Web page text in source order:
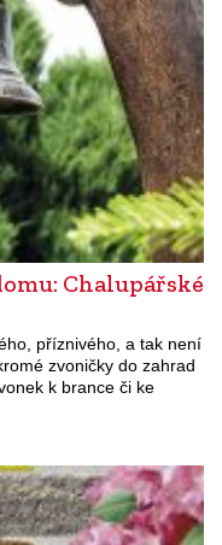
Chalupářské
příznivého, a tak není
zvoničky do zahrad
k brance či ke